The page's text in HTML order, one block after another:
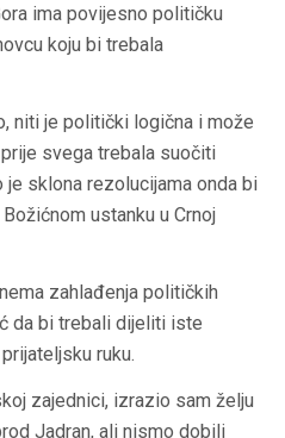
ima povijesno političku
koju bi trebala
niti je politički logična i može
svega trebala suočiti
sklona rezolucijama onda bi
ustanku u Crnoj
zahlađenja političkih
da bi trebali dijeliti iste
ruku.
zajednici, izrazio sam želju
Jadran, ali nismo dobili